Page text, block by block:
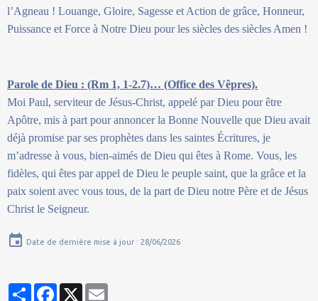
l’Agneau ! Louange, Gloire, Sagesse et Action de grâce, Honneur,
Puissance et Force à Notre Dieu pour les siècles des siècles Amen !
Parole de Dieu : (Rm 1, 1-2.7)… (Office des Vêpres).
Moi Paul, serviteur de Jésus-Christ, appelé par Dieu pour être
Apôtre, mis à part pour annoncer la Bonne Nouvelle que Dieu avait
déjà promise par ses prophètes dans les saintes Écritures, je
m’adresse à vous, bien-aimés de Dieu qui êtes à Rome. Vous, les
fidèles, qui êtes par appel de Dieu le peuple saint, que la grâce et la
paix soient avec vous tous, de la part de Dieu notre Père et de Jésus
Christ le Seigneur.
Date de dernière mise à jour : 28/06/2026
PartagerFacebook
X